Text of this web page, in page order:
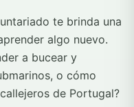
te brinda una
algo nuevo.
a bucear y
o cómo
de Portugal?